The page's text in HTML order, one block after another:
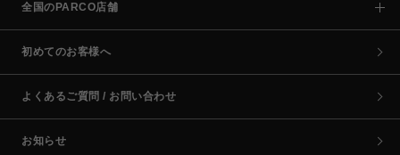
全国のPARCO店舗
初めてのお客様へ
よくあるご質問 / お問い合わせ
お知らせ